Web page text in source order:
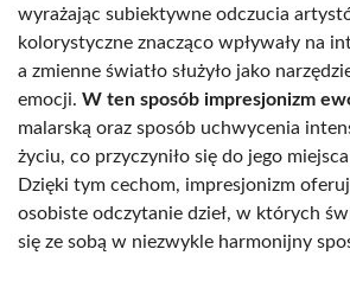
wyrażając subiektywne odczucia
kolorystyczne znacząco wpływały na
a zmienne światło służyło jako
emocji. W ten sposób impresjonizm
malarską oraz sposób uchwycenia
życiu, co przyczyniło się do jego
Dzięki tym cechom, impresjonizm
osobiste odczytanie dzieł, w których
się ze sobą w niezwykle harmonijny